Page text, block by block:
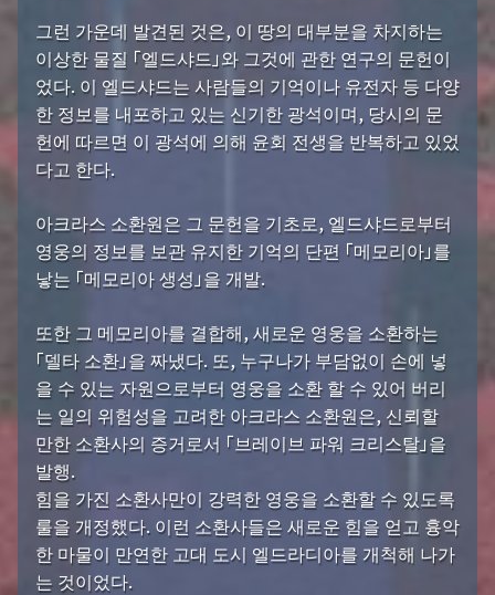
그런 가운데 발견된 것은, 이 땅의 대부분을 차지하는
이상한 물질 「엘드샤드」와 그것에 관한 연구의 문헌이
었다. 이 엘드샤드는 사람들의 기억이나 유전자 등 다양
한 정보를 내포하고 있는 신기한 광석이며, 당시의 문
헌에 따르면 이 광석에 의해 윤회 전생을 반복하고 있었
다고 한다.
아크라스 소환원은 그 문헌을 기초로, 엘드샤드로부터
영웅의 정보를 보관 유지한 기억의 단편 「메모리아」를
낳는 「메모리아 생성」을 개발.
또한 그 메모리아를 결합해, 새로운 영웅을 소환하는
「델타 소환」을 짜냈다. 또, 누구나가 부담없이 손에 넣
을 수 있는 자원으로부터 영웅을 소환 할 수 있어 버리
는 일의 위험성을 고려한 아크라스 소환원은, 신뢰할
만한 소환사의 증거로서 「브레이브 파워 크리스탈」을
발행.
힘을 가진 소환사만이 강력한 영웅을 소환할 수 있도록
룰을 개정했다. 이런 소환사들은 새로운 힘을 얻고 흉악
한 마물이 만연한 고대 도시 엘드라디아를 개척해 나가
는 것이었다.